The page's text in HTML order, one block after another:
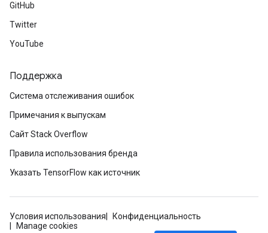
GitHub
Twitter
YouTube
Поддержка
Система отслеживания ошибок
Примечания к выпускам
Сайт Stack Overflow
Правила использования бренда
Указать TensorFlow как источник
Условия использования
Конфиденциальность
Manage cookies